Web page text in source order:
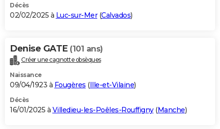
Décès
02/02/2025 à Luc-sur-Mer(Calvados)
Denise GATE (101 ans)
Créer une cagnotte obsèques
Naissance
09/04/1923 à Fougères (Ille-et-Vilaine)
Décès
16/01/2025 à Villedieu-les-Poêles-Rouffigny(Manche)